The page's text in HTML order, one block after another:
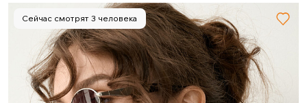
Сейчас смотрят 3 человека